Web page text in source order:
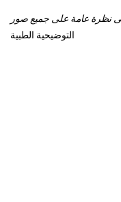
التوضيحية الطبية